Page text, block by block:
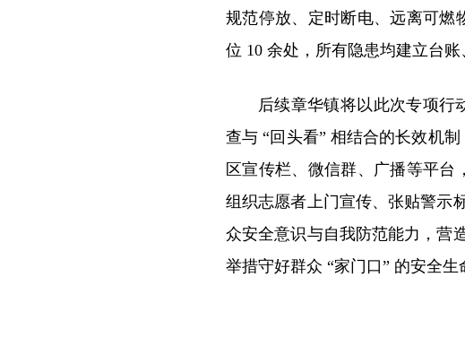
规范停放、定时断电、远离可燃
位 10 余处，所有隐患均建立台账
后续章华镇将以此次专项行
查与 “回头看” 相结合的长效机
区宣传栏、微信群、广播等平台
组织志愿者上门宣传、张贴警示
众安全意识与自我防范能力，营
举措守好群众 “家门口” 的安全生